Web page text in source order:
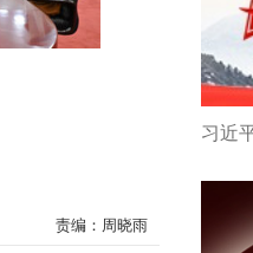
责编：周晓雨
习近